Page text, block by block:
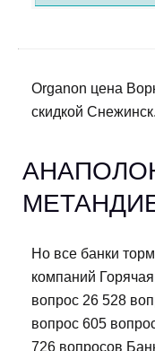
Organon цена
скидкой Снежинск.
Но все банки
компаний
вопрос 26 528
вопрос 605
726 вопросов